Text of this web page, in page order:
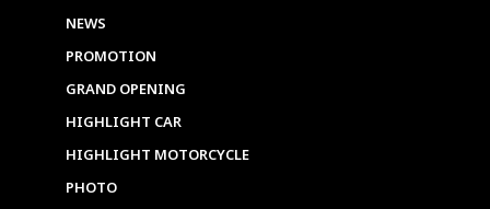
NEWS
PROMOTION
GRAND OPENING
HIGHLIGHT CAR
HIGHLIGHT MOTORCYCLE
PHOTO